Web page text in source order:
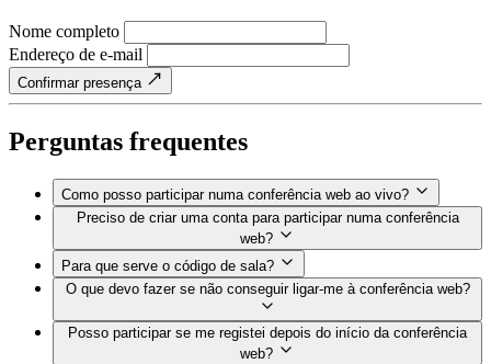
Nome completo
Endereço de e-mail
Confirmar presença
Perguntas frequentes
Como posso participar numa conferência web ao vivo?
Preciso de criar uma conta para participar numa conferência
web?
Para que serve o código de sala?
O que devo fazer se não conseguir ligar-me à conferência web?
Posso participar se me registei depois do início da conferência
web?